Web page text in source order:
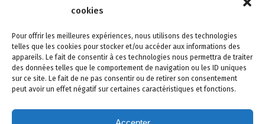
cookies
Pour offrir les meilleures expériences, nous utilisons des technologies
telles que les cookies pour stocker et/ou accéder aux informations des
appareils. Le fait de consentir à ces technologies nous permettra de traiter
des données telles que le comportement de navigation ou les ID uniques
sur ce site. Le fait de ne pas consentir ou de retirer son consentement
peut avoir un effet négatif sur certaines caractéristiques et fonctions.
4 rue de la Tour 85150 Les Achards